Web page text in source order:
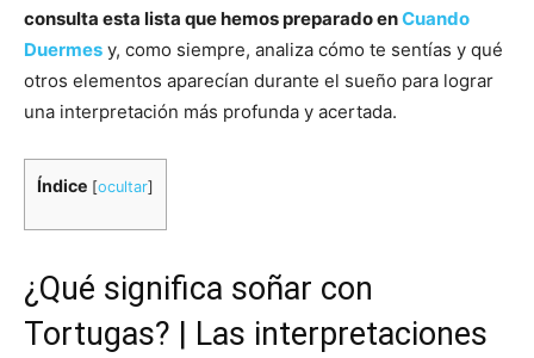
consulta esta lista que hemos preparado enCuando
Duermes y, como siempre, analiza cómo te sentías y qué
otros elementos aparecían durante el sueño para lograr
una interpretación más profunda y acertada.
Índice [ocultar]
¿Qué significa soñar con
Tortugas? | Las interpretaciones